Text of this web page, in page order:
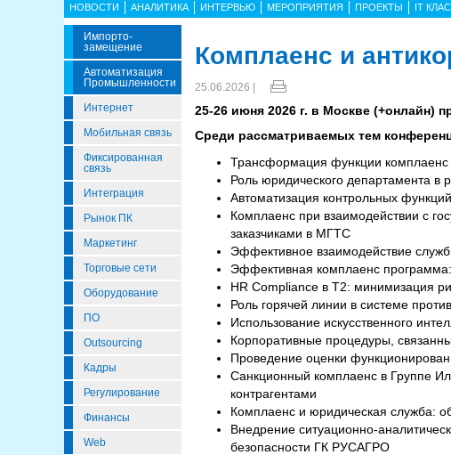
НОВОСТИ АНАЛИТИКА ИНТЕРВЬЮ МЕРОПРИЯТИЯ ПРОЕКТЫ IT
Импорто­
Замещение
Автоматизация
Промышленности
Интернет
Мобильная связь
Фиксированная
связь
Интеграция
Рынок ПК
Маркетинг
Торговые сети
Оборудование
ПО
Outsourcing
Кадры
Регулирование
Финансы
Web
Комплаенс и
25.06.2026 |
25-26 июня 2026 г. в Москве (+онлайн)
Среди рассматриваемых тем
Трансформация функции
Роль юридического департамента
Автоматизация контрольных
Комплаенс при взаимодействии с
заказчиками в МГТС
Эффективное взаимодействие
Эффективная комплаенс
HR Сompliance в Т2: минимизация
Роль горячей линии в системе
Использование искусственного
Корпоративные процедуры,
Проведение оценки
Санкционный комплаенс в Группе
контрагентами
Комплаенс и юридическая служба:
Внедрение ситуационно-
безопасности ГК РУСАГРО